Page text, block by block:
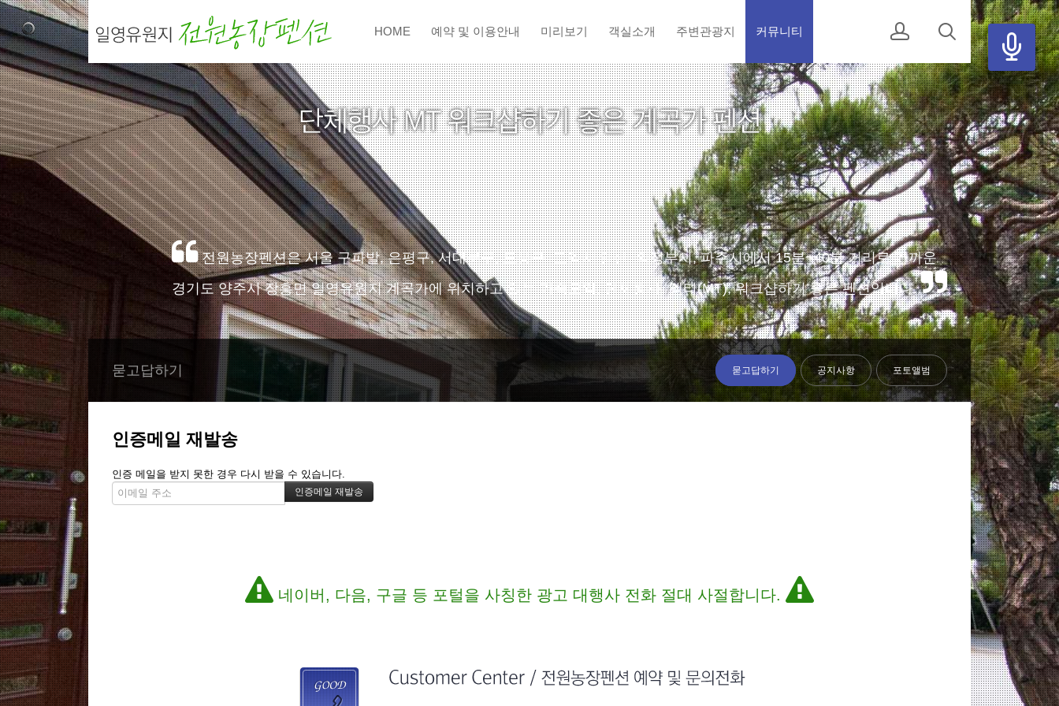
HOME 예약 및 이용안내 미리보기 객실소개 주변관광지 커뮤니티
전원농장펜션은 서울 구파발, 은평구, 서대문구, 도봉구, 고양시 일산, 의정부시, 파주시에서 15분~40분 거리로 가까운
경기도 양주시 장흥면 일영유원지 계곡가에 위치하고 있는 가족모임, 단체행사, 엠티(MT), 워크샵하기 좋은 펜션입니다.
묻고답하기 묻고답하기 공지사항 포토앨범
인증메일 재발송
인증 메일을 받지 못한 경우 다시 받을 수 있습니다.
네이버, 다음, 구글 등 포털을 사칭한 광고 대행사 전화 절대 사절합니다.